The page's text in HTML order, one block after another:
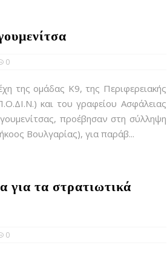
0
της ομάδας Κ9, της Περιφερειακής
και του γραφείου Ασφάλειας
προέβησαν στη σύλληψη
Βουλγαρίας), για παράβ...
τα στρατιωτικά
0